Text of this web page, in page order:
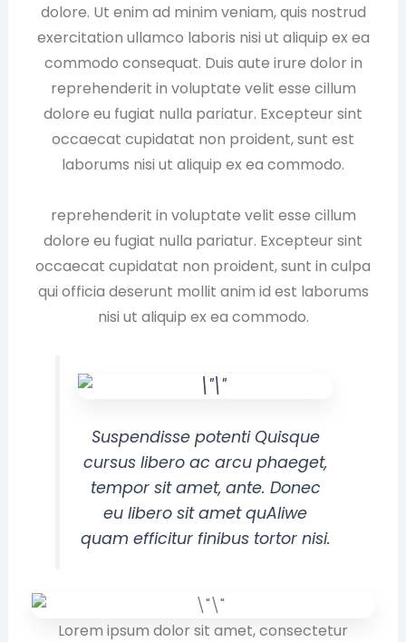
dolore. Ut enim ad minim veniam, quis nostrud
exercitation ullamco laboris nisi ut aliquip ex ea
commodo consequat. Duis aute irure dolor in
reprehenderit in voluptate velit esse cillum
dolore eu fugiat nulla pariatur. Excepteur sint
occaecat cupidatat non proident, sunt est
laborums nisi ut aliquip ex ea commodo.
reprehenderit in voluptate velit esse cillum
dolore eu fugiat nulla pariatur. Excepteur sint
occaecat cupidatat non proident, sunt in culpa
qui officia deserunt mollit anim id est laborums
nisi ut aliquip ex ea commodo.
Suspendisse potenti Quisque
cursus libero ac arcu phaeget,
tempor sit amet, ante. Donec
eu libero sit amet quAliwe
quam efficitur finibus tortor nisi.
Lorem ipsum dolor sit amet, consectetur